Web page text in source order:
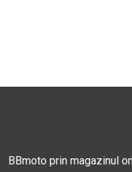
BBmoto prin magazinul